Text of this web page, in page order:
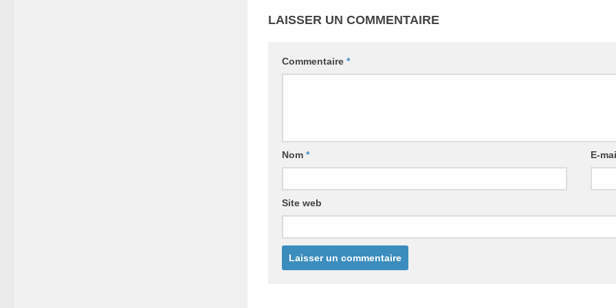
LAISSER UN COMMENTAIRE
Commentaire *
Nom * E-
Site web